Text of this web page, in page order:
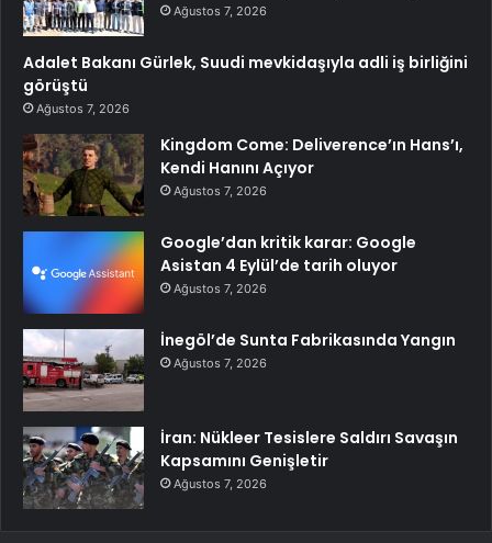
Ağustos 7, 2026
Adalet Bakanı Gürlek, Suudi mevkidaşıyla adli iş birliğini
görüştü
Ağustos 7, 2026
Kingdom Come: Deliverence’ın Hans’ı,
Kendi Hanını Açıyor
Ağustos 7, 2026
Google’dan kritik karar: Google
Asistan 4 Eylül’de tarih oluyor
Ağustos 7, 2026
İnegöl’de Sunta Fabrikasında Yangın
Ağustos 7, 2026
İran: Nükleer Tesislere Saldırı Savaşın
Kapsamını Genişletir
Ağustos 7, 2026